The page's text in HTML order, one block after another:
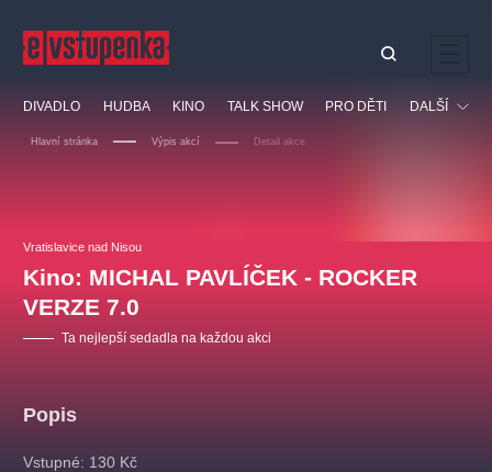
DIVADLO HUDBA KINO TALK SHOW PRO DĚTI DALŠÍ
Prohlídky
Vzdělávací
Hlavní stránka Výpis akcí Detail akce
Vratislavice nad Nisou
Kino: MICHAL PAVLÍČEK - ROCKER
VERZE 7.0
Ta nejlepší sedadla na každou akci
Popis
Vstupné: 130 Kč
Nejnavštěvovanější
doporučujeme